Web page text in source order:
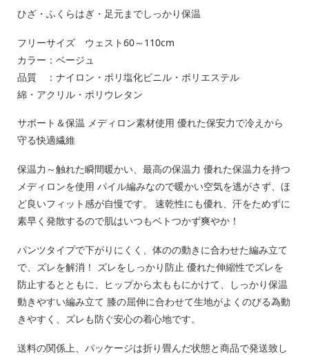
ひざ・ふくらはぎ・足元までしっかり保温
フリーサイズ ウェスト60～110cm
カラー：ベージュ
品質 ：ナイロン・ポリ塩化ビニル・ポリエステル
綿・アクリル・ポリウレタン
サポート＆保温 メディロン素材使用 優れた保安力で冷えから
守る快適繊維
保温力～触れた瞬間暖かい、最高の保温力 優れた保温力を持つ
メディロンを使用 パイル編みなので暖かい空気を逃がさず、ほ
ど良いフィット感が自慢です。 速乾性にも優れ、汗をためずに
素早く発散するので肌はいつもベトつかず爽やか！
パンツタイプで下がりにくく、体のの動きに合わせた編み立て
で、ズレを解消！ ズレをしっかり防止 優れた伸縮性でズレを
防止するとともに、ヒップから太ももにかけて、しっかり保温
動きやすい編み立て 膝の屈伸に合わせて生地がよくのびる為動
きやすく、ズレも防ぐ安心の着心地です。
送料の関係上、パッケージは折り畳んだ状態と商品で発送致し